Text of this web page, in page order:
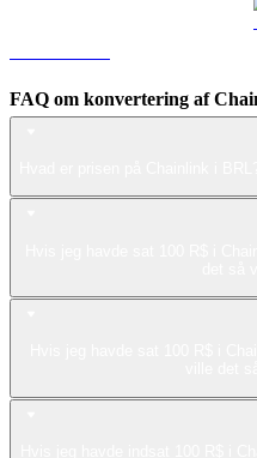
FAQ om konvertering af